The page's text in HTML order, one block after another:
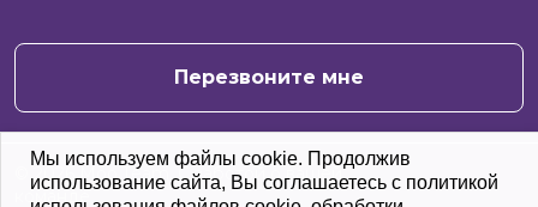
Перезвоните мне
© 2026 Moo.Team. С заботой о вашей
команде
Мы используем файлы cookie. Продолжив
использование сайта, Вы соглашаетесь с политикой